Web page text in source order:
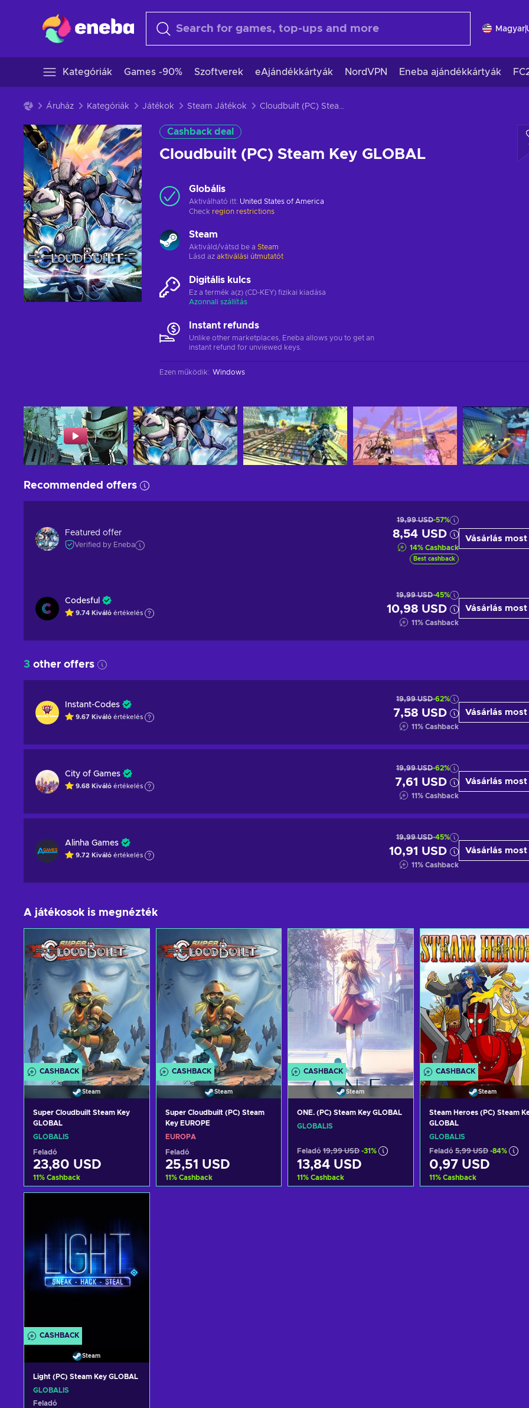
Magyar
Kategóriák Games -90% Szoftverek eAjándékkártyák NordVPN Eneba ajándékkártyák
Áruház Kategóriák Játékok Steam Játékok Cloudbuilt (PC) Steam Key GLOBAL
Cashback deal
Cloudbuilt (PC) Steam Key GLOBAL
Globális
Aktiválható itt: United States of America
Check region restrictions
Steam
Aktiváld/vátsd be a Steam
Lásd az aktiválási útmutatót
Digitális kulcs
Ez a termék a(z) (CD-KEY) fizikai kiadása
Azonnali szállítás
Instant refunds
Unlike other marketplaces, Eneba allows you to get an
instant refund for unviewed keys.
Ezen működik: Windows
Recommended offers
Featured offer
Verified by Eneba
19,99 USD-57%
8,54 USD
14% Cashback
Best cashback
Vásárlás most
Codesful
9.74 Kiváló értékelés
19,99 USD-45%
10,98 USD
11% Cashback
Vásárlás most
3 other offers
Instant-Codes
9.67 Kiváló értékelés
19,99 USD-62%
7,58 USD
11% Cashback
Vásárlás most
City of Games
9.68 Kiváló értékelés
19,99 USD-62%
7,61 USD
11% Cashback
Vásárlás most
Alinha Games
9.72 Kiváló értékelés
19,99 USD-45%
10,91 USD
11% Cashback
Vásárlás most
A játékosok is megnézték
CASHBACK
Steam
Super Cloudbuilt Steam Key
GLOBAL
GLOBÁLIS
Feladó
23,80 USD
11% Cashback
CASHBACK
Steam
Super Cloudbuilt (PC) Steam
Key EUROPE
EURÓPA
Feladó
25,51 USD
11% Cashback
CASHBACK
Steam
ONE. (PC) Steam Key GLOBAL
GLOBÁLIS
Feladó 19,99 USD -31%
13,84 USD
11% Cashback
CASHBACK
Steam
Steam Heroes (PC) Steam
GLOBAL
GLOBÁLIS
Feladó 5,99 USD -84%
0,97 USD
11% Cashback
CASHBACK
Steam
Light (PC) Steam Key GLOBAL
GLOBÁLIS
Feladó